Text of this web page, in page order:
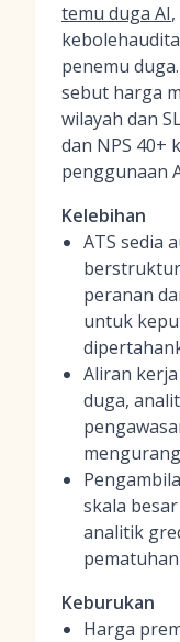
temu duga AI
penemu
sebut harga
wilayah dan
dan NPS 40+
penggunaan
Kelebihan
ATS sedia
peranan
untuk
Aliran
duga,
skala
analitik
Keburukan
Harga